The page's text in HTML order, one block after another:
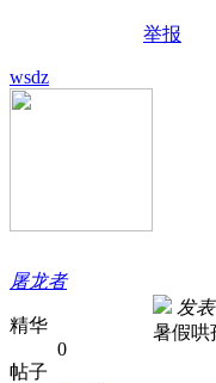
举报
wsdz
屠龙者
精华
0
帖子
发
暑假哄